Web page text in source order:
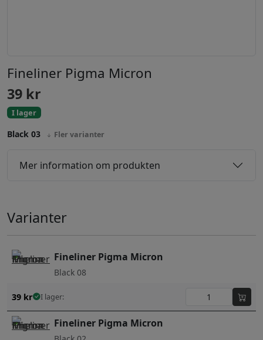
Fineliner Pigma Micron
39 kr
I lager
Black 03 Fler varianter
Mer information om produkten
Varianter
Fineliner Pigma Micron
Black 08
39 kr I lager:
Fineliner Pigma Micron